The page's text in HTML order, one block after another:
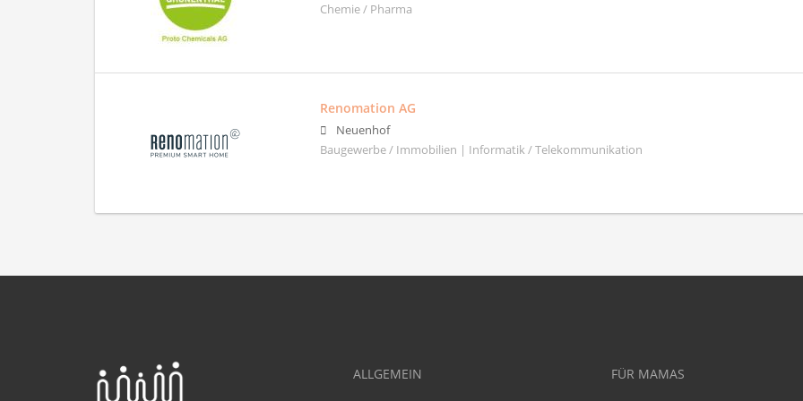
Chemie / Pharma
Renomation AG
Neuenhof
Baugewerbe / Immobilien | Informatik / Telekommunikation
ALLGEMEIN FÜR MAMAS